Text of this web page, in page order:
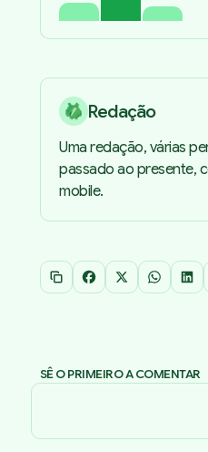
Redação
Uma redação, várias
passado ao presente,
mobile.
Copiar link
Facebook
X
SÊ O PRIMEIRO A COMENTAR